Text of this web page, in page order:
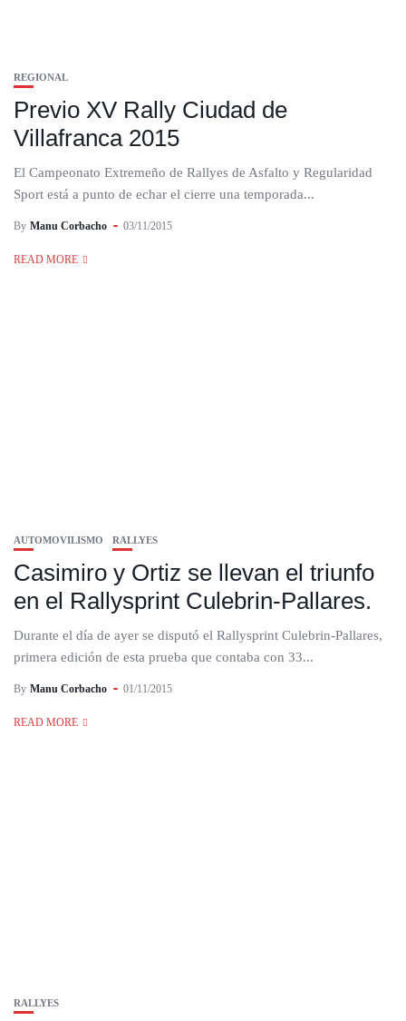
REGIONAL
Previo XV Rally Ciudad de
Villafranca 2015
El Campeonato Extremeño de Rallyes de Asfalto y Regularidad
Sport está a punto de echar el cierre una temporada...
By Manu Corbacho 03/11/2015
READ MORE
AUTOMOVILISMO RALLYES
Casimiro y Ortiz se llevan el triunfo
en el Rallysprint Culebrin-Pallares.
Durante el día de ayer se disputó el Rallysprint Culebrin-Pallares,
primera edición de esta prueba que contaba con 33...
By Manu Corbacho 01/11/2015
READ MORE
RALLYES